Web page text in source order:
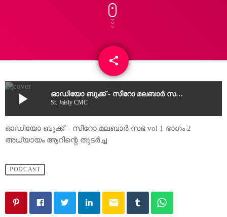
share
email
play_arrow ഓഡിയോ ബുക്ക് - സീറോ മലബാർ സഭ vol 1 ഭാഗം 2 അധ്യായം ആറിന്റെ തുടർച്ച
Sr. Jaisly CMC
ഓഡിയോ ബുക്ക് – സീറോ മലബാർ സഭ vol 1 ഭാഗം 2
അധ്യായം ആറിന്റെ തുടർച്ച
PODCAST
email